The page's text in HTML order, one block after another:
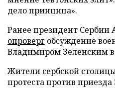
дело принципа».
Ранее президент Сербии
опроверг обсуждение
Владимиром Зеленским в
Жители сербской
протеста против приезда